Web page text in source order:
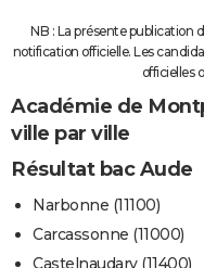
NB : La présente publication
notification officielle. Les
officielles
Académie de
ville par ville
Résultat bac Aude
Narbonne (11100)
Carcassonne (11000)
Castelnaudary (11400)